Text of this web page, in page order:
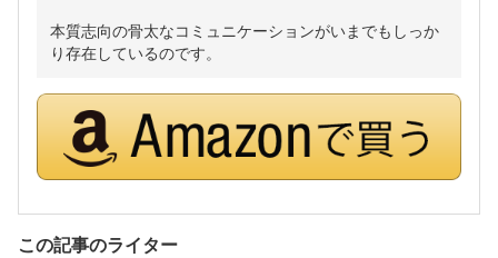
本質志向の骨太なコミュニケーションがいまでもしっか
り存在しているのです。
この記事のライター